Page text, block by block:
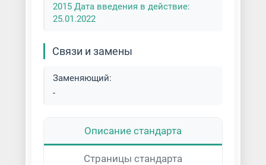
Порошковая покраска металлов
и сплавов
2015 Дата введения в действие:
25.01.2022
Связи и замены
Заменяющий:
-
Описание стандарта
Страницы стандарта